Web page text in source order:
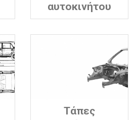
αυτοκινήτου
Τάπες